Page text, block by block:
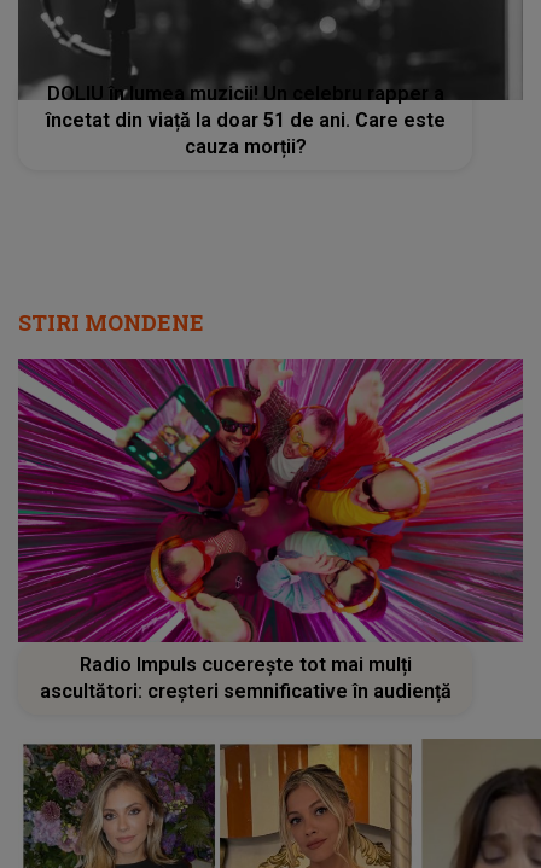
DOLIU în lumea muzicii! Un celebru rapper a
încetat din viață la doar 51 de ani. Care este
cauza morții?
STIRI MONDENE
Radio Impuls cucerește tot mai mulți
ascultători: creșteri semnificative în audiență